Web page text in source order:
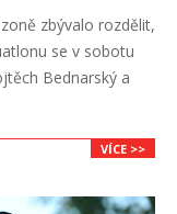
zbývalo rozdělit,
se v sobotu
Bednarský a
VÍCE >>